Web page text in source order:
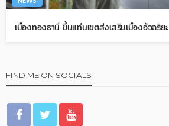
เมืองทองธานี ขึ้นแท่นเขตส่งเสริมเมืองอัจฉริยะ
FIND ME ON SOCIALS